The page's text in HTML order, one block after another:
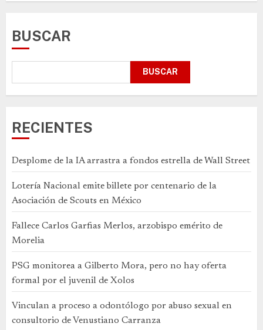
BUSCAR
BUSCAR
RECIENTES
Desplome de la IA arrastra a fondos estrella de Wall Street
Lotería Nacional emite billete por centenario de la
Asociación de Scouts en México
Fallece Carlos Garfias Merlos, arzobispo emérito de
Morelia
PSG monitorea a Gilberto Mora, pero no hay oferta
formal por el juvenil de Xolos
Vinculan a proceso a odontólogo por abuso sexual en
consultorio de Venustiano Carranza